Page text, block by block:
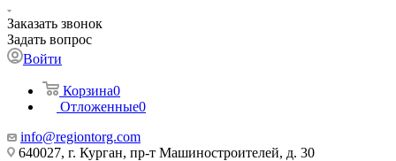
Заказать звонок
Задать вопрос
Войти
Корзина0
Отложенные0
info@regiontorg.com
640027, г. Курган, пр-т Машиностроителей, д. 30